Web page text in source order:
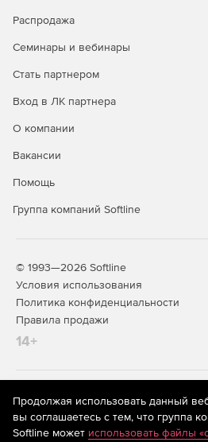
Распродажа
Семинары и вебинары
Стать партнером
Вход в ЛК партнера
О компании
Вакансии
Помощь
Группа компаний Softline
© 1993—2026 Softline
Условия использования
Политика конфиденциальности
Правила продажи
14+
На информационном ресурсе
рекомендательные технологии
предоставления информации на
систематизации и анализа
Продолжая использовать данный
вы соглашаетесь с тем, что группа
Softline может использовать файлы